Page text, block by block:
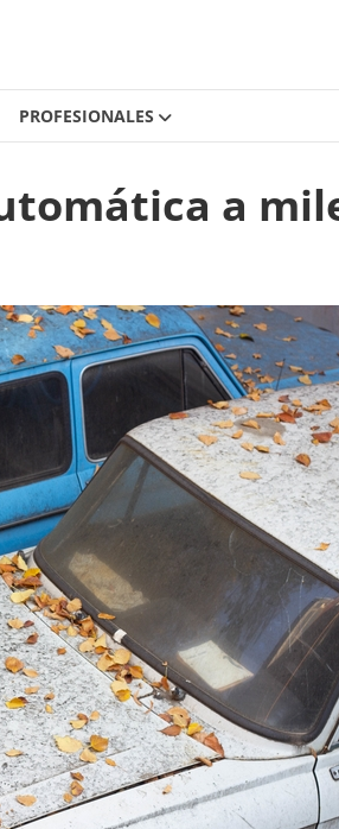
PROFESIONALES
a